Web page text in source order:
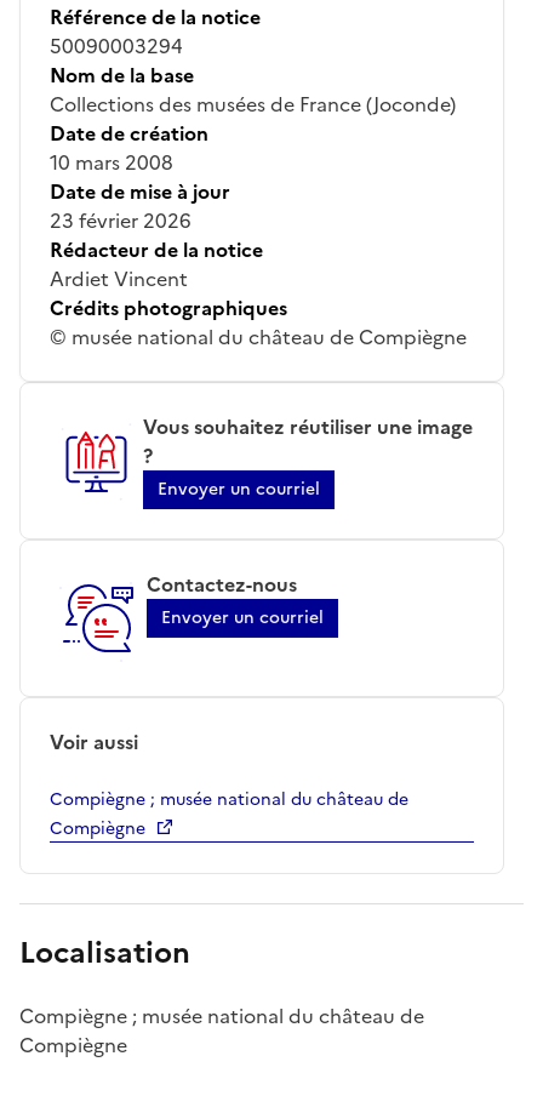
Référence de la notice
50090003294
Nom de la base
Collections des musées de France (Joconde)
Date de création
10 mars 2008
Date de mise à jour
23 février 2026
Rédacteur de la notice
Ardiet Vincent
Crédits photographiques
© musée national du château de Compiègne
Vous souhaitez réutiliser une image
?
Envoyer un courriel
Contactez-nous
Envoyer un courriel
Voir aussi
Compiègne ; musée national du château de
Compiègne
Localisation
Compiègne ; musée national du château de
Compiègne